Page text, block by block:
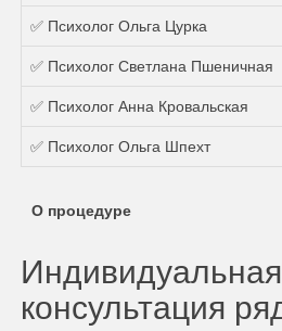
✅ Психолог Ольга Цурка
✅ Психолог Светлана Пшеничная
✅ Психолог Анна Кровальская
✅ Психолог Ольга Шпехт
О процедуре
Индивидуальная
консультация